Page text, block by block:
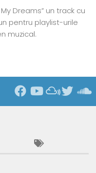
Dreams” un track cu
pentru playlist-urile
muzical.